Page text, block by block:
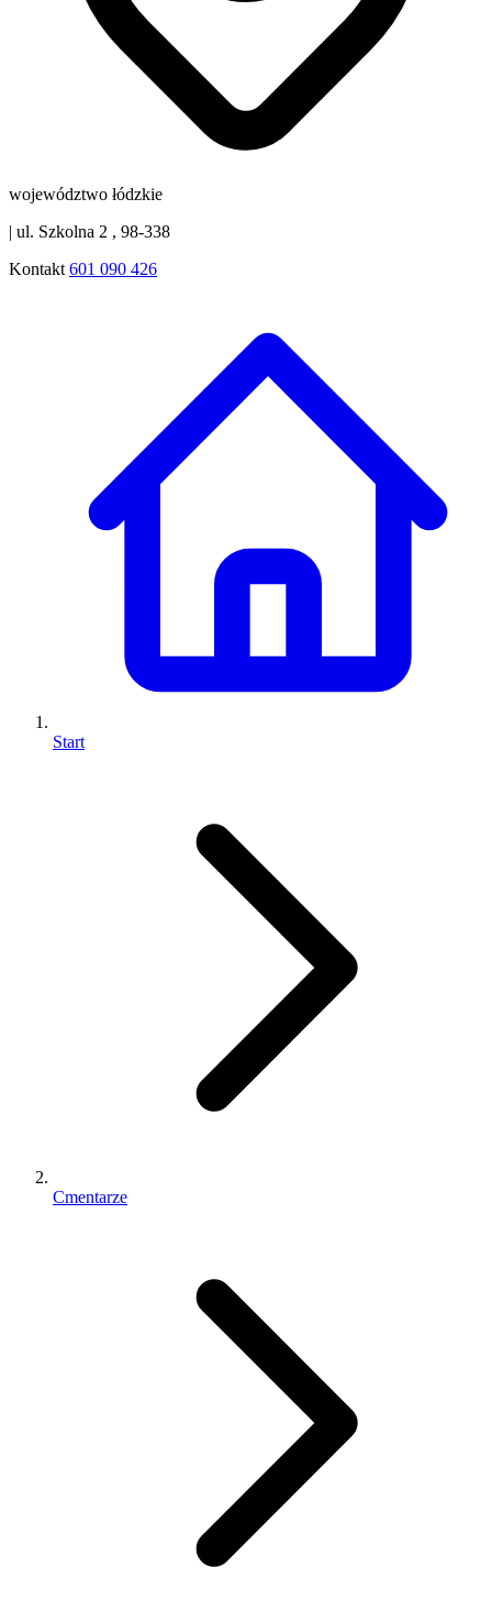
województwo łódzkie
| ul. Szkolna 2 , 98-338
Kontakt 601 090 426
Start
Cmentarze